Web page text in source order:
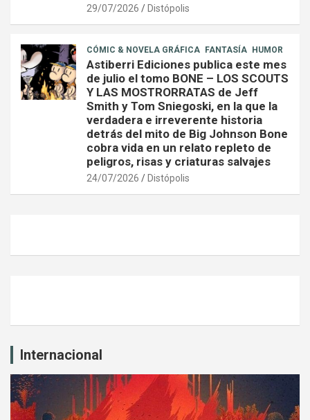
29/07/2026 Distópolis
CÓMIC & NOVELA GRÁFICA FANTASÍA HUMOR
Astiberri Ediciones publica este mes
de julio el tomo BONE – LOS SCOUTS
Y LAS MOSTRORRATAS de Jeff
Smith y Tom Sniegoski, en la que la
verdadera e irreverente historia
detrás del mito de Big Johnson Bone
cobra vida en un relato repleto de
peligros, risas y criaturas salvajes
24/07/2026 Distópolis
Internacional